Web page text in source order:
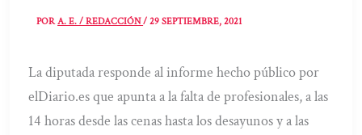
PORA. E. / REDACCIÓN/29 SEPTIEMBRE, 2021
La diputada responde al informe hecho público por
elDiario.es que apunta a la falta de profesionales, a las
14 horas desde las cenas hasta los desayunos y a las